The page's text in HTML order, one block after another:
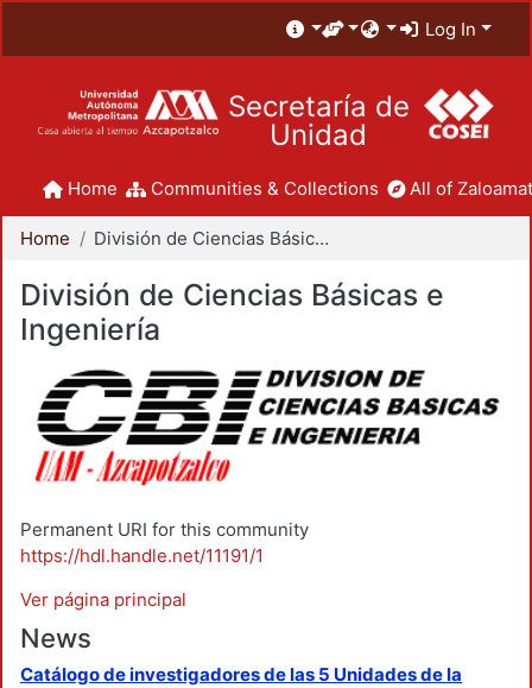
Log In
Secretaría de
Unidad
Home Communities & Collections All of
Home División de Ciencias Básicas e Ingeniería
División de Ciencias Básicas e
Ingeniería
Permanent URI for this community
https://hdl.handle.net/11191/1
Ver página principal
News
Catálogo de investigadores de las 5 Unidades de la